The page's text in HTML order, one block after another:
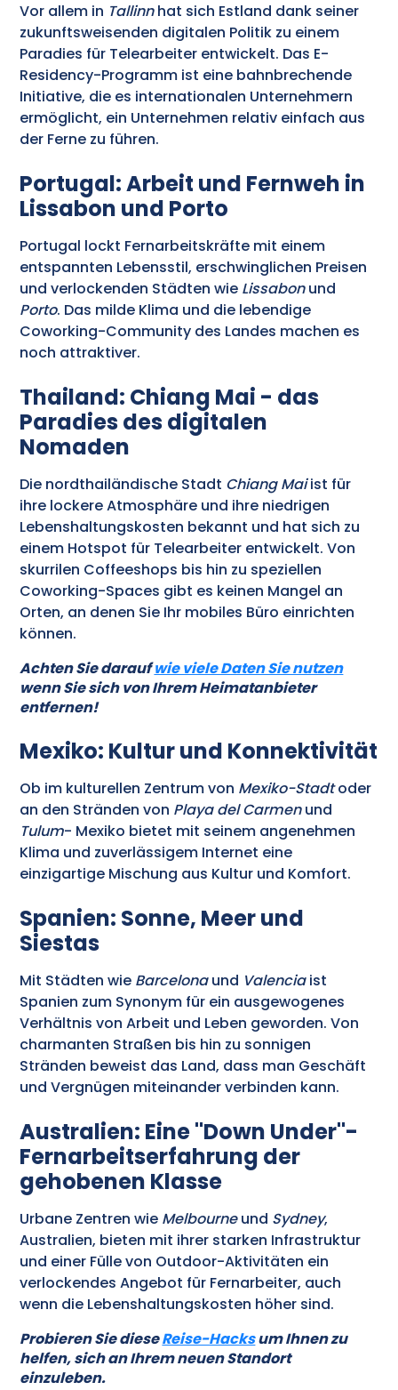
Vor allem in Tallinnhat sich Estland dank seiner
zukunftsweisenden digitalen Politik zu einem
Paradies für Telearbeiter entwickelt. Das E-
Residency-Programm ist eine bahnbrechende
Initiative, die es internationalen Unternehmern
ermöglicht, ein Unternehmen relativ einfach aus
der Ferne zu führen.
Portugal: Arbeit und Fernweh in
Lissabon und Porto
Portugal lockt Fernarbeitskräfte mit einem
entspannten Lebensstil, erschwinglichen Preisen
und verlockenden Städten wie Lissabonund
Porto. Das milde Klima und die lebendige
Coworking-Community des Landes machen es
noch attraktiver.
Thailand: Chiang Mai - das
Paradies des digitalen
Nomaden
Die nordthailändische Stadt Chiang Maiist für
ihre lockere Atmosphäre und ihre niedrigen
Lebenshaltungskosten bekannt und hat sich zu
einem Hotspot für Telearbeiter entwickelt. Von
skurrilen Coffeeshops bis hin zu speziellen
Coworking-Spaces gibt es keinen Mangel an
Orten, an denen Sie Ihr mobiles Büro einrichten
können.
Achten Sie daraufwie viele Daten Sie nutzen
wenn Sie sich von Ihrem Heimatanbieter
entfernen!
Mexiko: Kultur und Konnektivität
Ob im kulturellen Zentrum von Mexiko-Stadtoder
an den Stränden von Playa del Carmenund
Tulum- Mexiko bietet mit seinem angenehmen
Klima und zuverlässigem Internet eine
einzigartige Mischung aus Kultur und Komfort.
Spanien: Sonne, Meer und
Siestas
Mit Städten wie Barcelonaund Valenciaist
Spanien zum Synonym für ein ausgewogenes
Verhältnis von Arbeit und Leben geworden. Von
charmanten Straßen bis hin zu sonnigen
Stränden beweist das Land, dass man Geschäft
und Vergnügen miteinander verbinden kann.
Australien: Eine "Down Under"-
Fernarbeitserfahrung der
gehobenen Klasse
Urbane Zentren wie Melbourneund Sydney,
Australien, bieten mit ihrer starken Infrastruktur
und einer Fülle von Outdoor-Aktivitäten ein
verlockendes Angebot für Fernarbeiter, auch
wenn die Lebenshaltungskosten höher sind.
Probieren Sie dieseReise-Hacksum Ihnen zu
helfen, sich an Ihrem neuen Standort
einzuleben.